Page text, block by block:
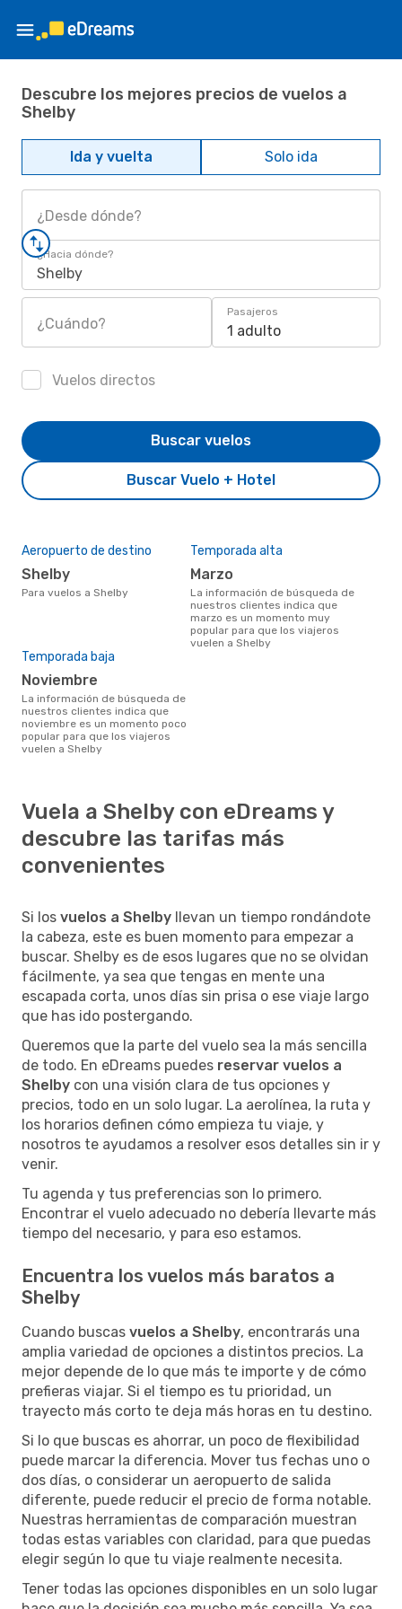
Descubre los mejores precios de vuelos a
Shelby
Ida y vuelta Solo ida
¿Desde dónde?
¿Hacia dónde?
Shelby
¿Cuándo?
Pasajeros
1 adulto
Vuelos directos
Buscar Vuelo + Hotel
Buscar vuelos
Aeropuerto de destino
Shelby
Para vuelos a Shelby
Temporada alta
marzo
La información de búsqueda de
nuestros clientes indica que
marzo es un momento muy
popular para que los viajeros
vuelen a Shelby
Temporada baja
noviembre
La información de búsqueda de
nuestros clientes indica que
noviembre es un momento poco
popular para que los viajeros
vuelen a Shelby
Vuela a Shelby con eDreams y
descubre las tarifas más
convenientes
Si los vuelos a Shelby llevan un tiempo rondándote
la cabeza, este es buen momento para empezar a
buscar. Shelby es de esos lugares que no se olvidan
fácilmente, ya sea que tengas en mente una
escapada corta, unos días sin prisa o ese viaje largo
que has ido postergando.
Queremos que la parte del vuelo sea la más sencilla
de todo. En eDreams puedes reservar vuelos a
Shelby con una visión clara de tus opciones y
precios, todo en un solo lugar. La aerolínea, la ruta y
los horarios definen cómo empieza tu viaje, y
nosotros te ayudamos a resolver esos detalles sin ir y
venir.
Tu agenda y tus preferencias son lo primero.
Encontrar el vuelo adecuado no debería llevarte más
tiempo del necesario, y para eso estamos.
Encuentra los vuelos más baratos a
Shelby
Cuando buscas vuelos a Shelby, encontrarás una
amplia variedad de opciones a distintos precios. La
mejor depende de lo que más te importe y de cómo
prefieras viajar. Si el tiempo es tu prioridad, un
trayecto más corto te deja más horas en tu destino.
Si lo que buscas es ahorrar, un poco de flexibilidad
puede marcar la diferencia. Mover tus fechas uno o
dos días, o considerar un aeropuerto de salida
diferente, puede reducir el precio de forma notable.
Nuestras herramientas de comparación muestran
todas estas variables con claridad, para que puedas
elegir según lo que tu viaje realmente necesita.
Tener todas las opciones disponibles en un solo lugar